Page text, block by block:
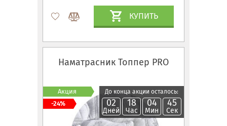
КУПИТЬ
Наматрасник Топпер PRO
До конца акции осталось:
02
Дней
18
Час
04
Мин
44
Сек
Акция
-24%